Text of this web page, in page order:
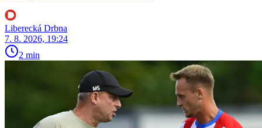
Liberecká Drbna
7. 8. 2026, 19:24
2 min